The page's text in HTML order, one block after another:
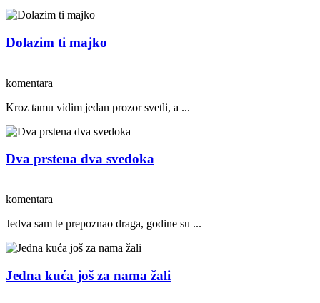
Dolazim ti majko
komentara
Kroz tamu vidim jedan prozor svetli, a ...
Dva prstena dva svedoka
komentara
Jedva sam te prepoznao draga, godine su ...
Jedna kuća još za nama žali